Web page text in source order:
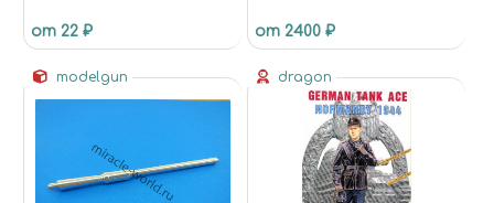
от 22 ₽ от 2400 ₽
modelgun dragon